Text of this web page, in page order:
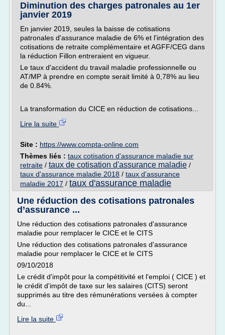
Diminution des charges patronales au 1er
janvier 2019
En janvier 2019, seules la baisse de cotisations
patronales d'assurance maladie de 6% et l'intégration des
cotisations de retraite complémentaire et AGFF/CEG dans
la réduction Fillon entreraient en vigueur.
Le taux d'accident du travail maladie professionnelle ou
AT/MP à prendre en compte serait limité à 0,78% au lieu
de 0.84%.
La transformation du CICE en réduction de cotisations...
Lire la suite
Site : https://www.compta-online.com
Thèmes liés : taux cotisation d'assurance maladie sur
retraite / taux de cotisation d'assurance maladie /
taux d'assurance maladie 2018 / taux d'assurance
maladie 2017 / taux d'assurance maladie
Une réduction des cotisations patronales
d’assurance ...
Une réduction des cotisations patronales d'assurance
maladie pour remplacer le CICE et le CITS
Une réduction des cotisations patronales d'assurance
maladie pour remplacer le CICE et le CITS
09/10/2018
Le crédit d'impôt pour la compétitivité et l'emploi ( CICE ) et
le crédit d'impôt de taxe sur les salaires (CITS) seront
supprimés au titre des rémunérations versées à compter
du...
Lire la suite